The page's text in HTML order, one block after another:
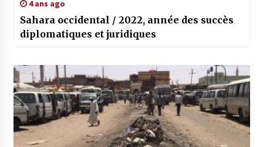
4 ans ago
Sahara occidental / 2022, année des succès
diplomatiques et juridiques